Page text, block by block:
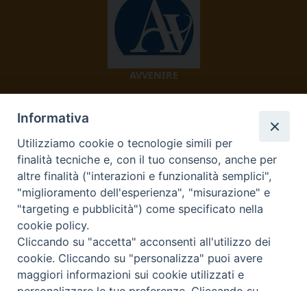
AVVENIRE
TV 2000
Diocesi di Ivrea
Informativa
Utilizziamo cookie o tecnologie simili per
finalità tecniche e, con il tuo consenso, anche per
altre finalità ("interazioni e funzionalità semplici",
"miglioramento dell'esperienza", "misurazione" e
"targeting e pubblicità") come specificato nella
cookie policy.
Cliccando su "accetta" acconsenti all'utilizzo dei
cookie. Cliccando su "personalizza" puoi avere
maggiori informazioni sui cookie utilizzati e